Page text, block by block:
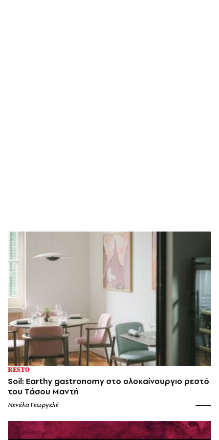
RESTO
Soil: Earthy gastronomy στο ολοκαίνουργιο ρεστό
του Τάσου Μαντή
Νενέλα Γεωργελέ